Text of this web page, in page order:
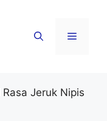
Menu
Jeruk Nipis